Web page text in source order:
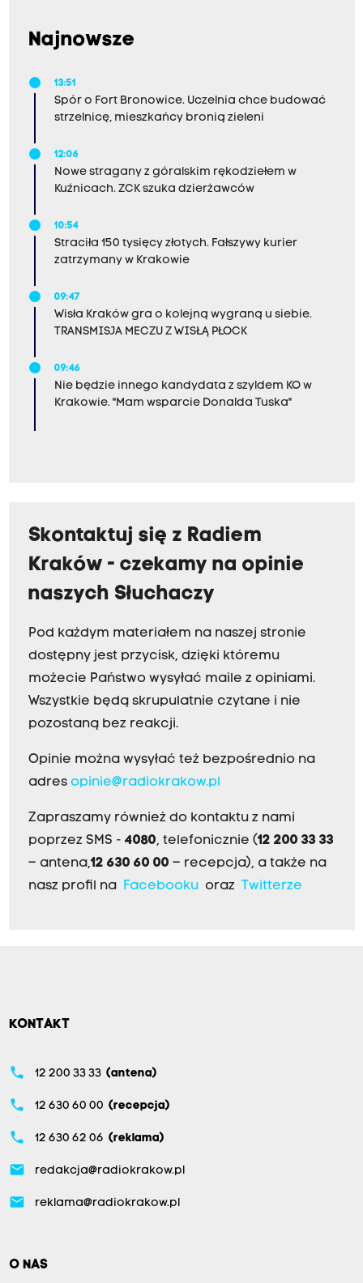
Najnowsze
13:51
Spór o Fort Bronowice. Uczelnia chce budować
strzelnicę, mieszkańcy bronią zieleni
12:06
Nowe stragany z góralskim rękodziełem w
Kuźnicach. ZCK szuka dzierżawców
10:54
Straciła 150 tysięcy złotych. Fałszywy kurier
zatrzymany w Krakowie
09:47
Wisła Kraków gra o kolejną wygraną u siebie.
TRANSMISJA MECZU Z WISŁĄ PŁOCK
09:46
Nie będzie innego kandydata z szyldem KO w
Krakowie. "Mam wsparcie Donalda Tuska"
Skontaktuj się z Radiem
Kraków - czekamy na opinie
naszych Słuchaczy
Pod każdym materiałem na naszej stronie
dostępny jest przycisk, dzięki któremu
możecie Państwo wysyłać maile z opiniami.
Wszystkie będą skrupulatnie czytane i nie
pozostaną bez reakcji.
Opinie można wysyłać też bezpośrednio na
adres opinie@radiokrakow.pl
Zapraszamy również do kontaktu z nami
poprzez SMS - 4080, telefonicznie (12 200 33 33
– antena,12 630 60 00 – recepcja), a także na
nasz profil na
Facebookuoraz Twitterze
KONTAKT
phone 12 200 33 33 (antena)
phone 12 630 60 00 (recepcja)
phone 12 630 62 06 (reklama)
email redakcja@radiokrakow.pl
email reklama@radiokrakow.pl
O NAS